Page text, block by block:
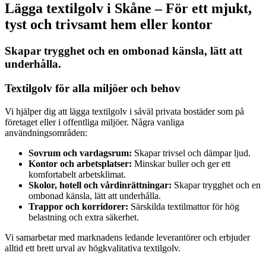
Lägga textilgolv i Skåne – För ett mjukt,
tyst och trivsamt hem eller kontor
Skapar trygghet och en ombonad känsla, lätt att
underhålla.
Textilgolv för alla miljöer och behov
Vi hjälper dig att lägga textilgolv i såväl privata bostäder som på
företaget eller i offentliga miljöer. Några vanliga
användningsområden:
Sovrum och vardagsrum: Skapar trivsel och dämpar ljud.
Kontor och arbetsplatser: Minskar buller och ger ett
komfortabelt arbetsklimat.
Skolor, hotell och vårdinrättningar: Skapar trygghet och en
ombonad känsla, lätt att underhålla.
Trappor och korridorer: Särskilda textilmattor för hög
belastning och extra säkerhet.
Vi samarbetar med marknadens ledande leverantörer och erbjuder
alltid ett brett urval av högkvalitativa textilgolv.